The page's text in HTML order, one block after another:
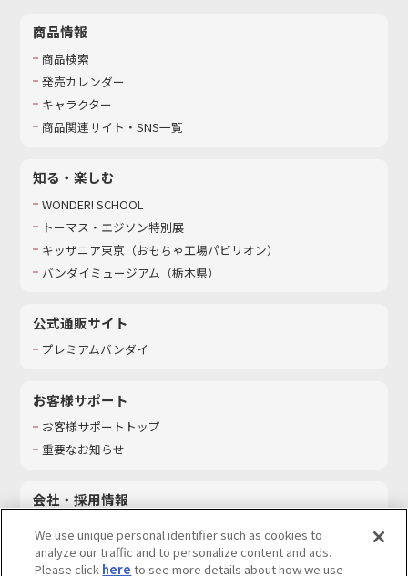
商品情報
商品検索
発売カレンダー
キャラクター
商品関連サイト・SNS一覧
知る・楽しむ
WONDER! SCHOOL
トーマス・エジソン特別展
キッザニア東京（おもちゃ工場パビリオン）​
バンダイミュージアム（栃木県）
公式通販サイト
プレミアムバンダイ
お客様サポート
お客様サポートトップ
重要なお知らせ
会社・採用情報
採用情報
サステナビリティ
We use unique personal identifier such as cookies to
analyze our traffic and to personalize content and ads.
Please click here to see more details about how we use